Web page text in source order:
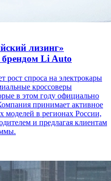
лизинг»
брендом Li Auto
рост спроса на электрокары
кроссоверы
в этом году официально
принимает активное
моделей в регионах России,
и предлагая клиентам